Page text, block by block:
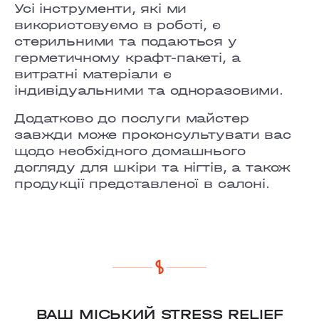
Усі інструменти, які ми
використовуємо в роботі, є
стерильними та подаються у
герметичному крафт-пакеті, а
витратні матеріали є
індивідуальними та одноразовими.
Додатково до послуги майстер
завжди може проконсультувати вас
щодо необхідного домашнього
догляду для шкіри та нігтів, а також
продукції представленої в салоні.
ВАШ МІСЬКИЙ STRESS RELIEF